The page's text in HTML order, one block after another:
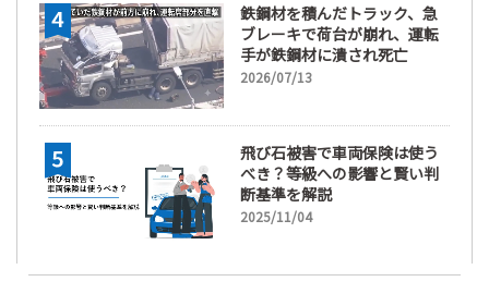
鉄鋼材を積んだトラック、急
ブレーキで荷台が崩れ、運転
手が鉄鋼材に潰され死亡
2026/07/13
飛び石被害で車両保険は使う
べき？等級への影響と賢い判
断基準を解説
2025/11/04